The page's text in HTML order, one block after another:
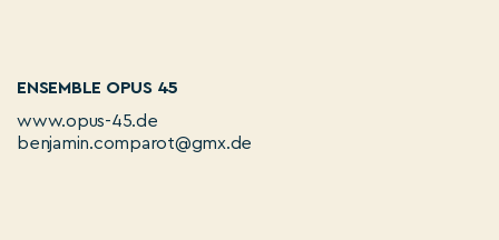
ENSEMBLE OPUS 45
www.opus-45.de
benjamin.comparot@gmx.de